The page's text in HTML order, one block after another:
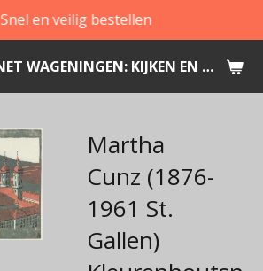
KUNSTKABINET WAGENINGEN: KIJKEN EN KOPEN
Snel en veilig bestellen
Martha
Cunz (1876-
1961 St.
Gallen)